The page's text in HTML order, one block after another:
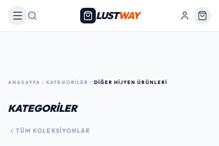
Arama LUSTWAY
ANASAYFA KATEGORILER DIĞER HIJYEN ÜRÜNLERI
KATEGORİLER
TÜM KOLEKSIYONLAR